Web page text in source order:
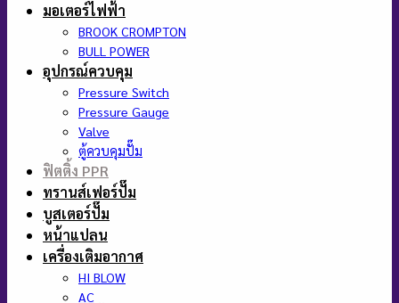
มอเตอร์ไฟฟ้า
BROOK CROMPTON
BULL POWER
อุปกรณ์ควบคุม
Pressure Switch
Pressure Gauge
Valve
ตู้ควบคุมปั๊ม
ฟิตติ้ง PPR
ทรานส์เฟอร์ปั๊ม
บูสเตอร์ปั๊ม
หน้าแปลน
เครื่องเติมอากาศ
HI BLOW
AC